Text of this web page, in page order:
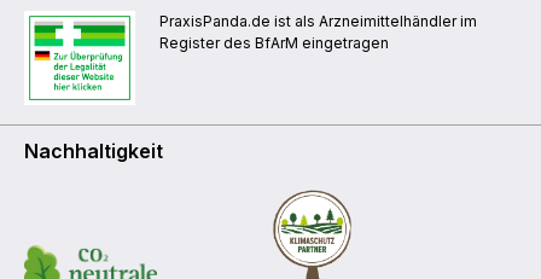
PraxisPanda.de ist als Arzneimittelhändler im
Register des BfArM eingetragen
Nachhaltigkeit